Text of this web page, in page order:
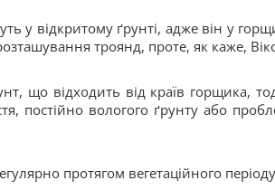
у відкритому ґрунті, адже він у
троянд, проте, як каже,
що відходить від країв горщика,
постійно вологого ґрунту або
протягом вегетаційного